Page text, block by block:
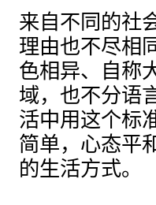
来自不同的社
理由也不尽相
色相异、自称
域，也不分语
活中用这个标
简单，心态平
的生活方式。